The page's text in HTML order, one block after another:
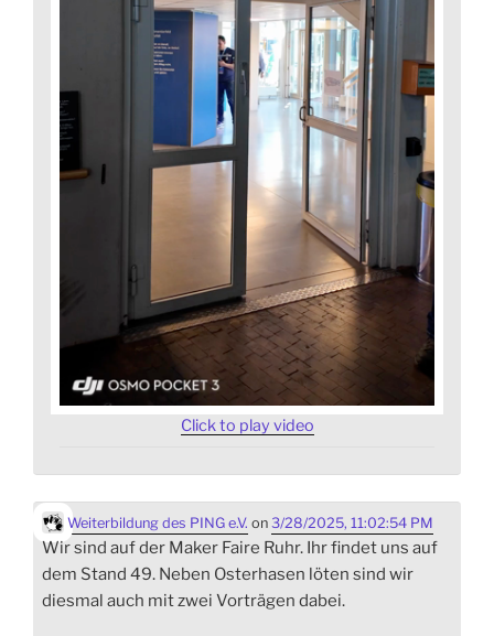
Click to play video
Weiterbildung des PING e.V. on 3/28/2025, 11:02:54 PM
Wir sind auf der Maker Faire Ruhr. Ihr findet uns auf
dem Stand 49. Neben Osterhasen löten sind wir
diesmal auch mit zwei Vorträgen dabei.